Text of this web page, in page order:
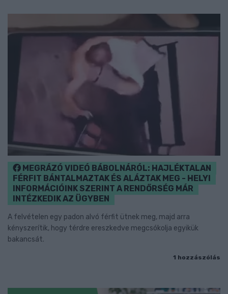
MEGRÁZÓ VIDEÓ BÁBOLNÁRÓL: HAJLÉKTALAN
FÉRFIT BÁNTALMAZTAK ÉS ALÁZTAK MEG - HELYI
INFORMÁCIÓINK SZERINT A RENDŐRSÉG MÁR
INTÉZKEDIK AZ ÜGYBEN
A felvételen egy padon alvó férfit ütnek meg, majd arra
kényszerítik, hogy térdre ereszkedve megcsókolja egyikük
bakancsát.
1 hozzászólás